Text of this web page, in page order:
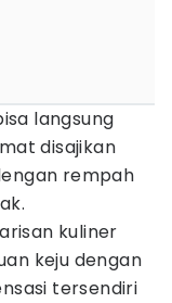
langsung
disajikan
rempah
kuliner
keju dengan
tersendiri